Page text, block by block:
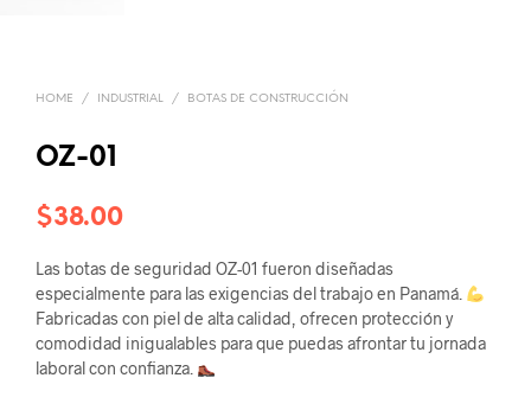
HOME / INDUSTRIAL / BOTAS DE CONSTRUCCIÓN
OZ-01
$38.00
Las botas de seguridad OZ-01 fueron diseñadas
especialmente para las exigencias del trabajo en Panamá.
Fabricadas con piel de alta calidad, ofrecen protección y
comodidad inigualables para que puedas afrontar tu jornada
laboral con confianza.